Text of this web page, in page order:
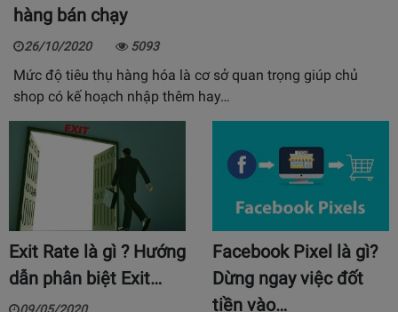
hàng bán chạy
26/10/2020 5093
Mức độ tiêu thụ hàng hóa là cơ sở quan trọng giúp chủ
shop có kế hoạch nhập thêm hay…
Exit Rate là gì ? Hướng
dẫn phân biệt Exit…
Facebook Pixel là gì?
Dừng ngay việc đốt
tiền vào…